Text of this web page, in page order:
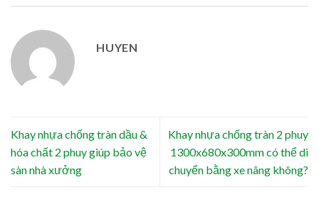
HUYEN
Khay nhựa chống tràn dầu &
hóa chất 2 phuy giúp bảo vệ
sàn nhà xưởng
Khay nhựa chống tràn 2 phuy
1300x680x300mm có thể di
chuyển bằng xe nâng không?